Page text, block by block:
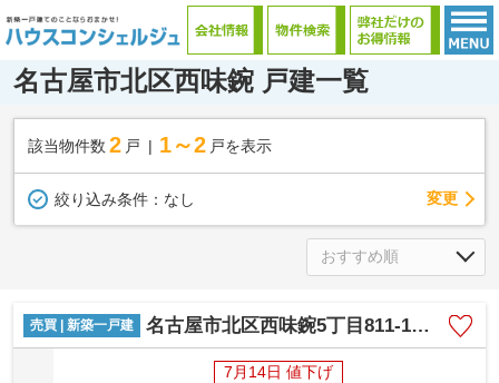
名古屋市北区西味鋺 戸建一覧
該当物件数 2 戸 1～2 戸を表示
絞り込み条件： なし 変更
売買 | 新築一戸建 名古屋市北区西味鋺5丁目811-1【仲介手数料無料】新築一戸建て 1号棟
7月14日 値下げ